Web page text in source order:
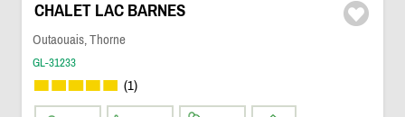
CHALET LAC BARNES
Outaouais, Thorne
GL-31233
(1)